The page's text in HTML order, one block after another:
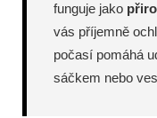
funguje jako
vás příjemně
počasí pomáhá
sáčkem nebo